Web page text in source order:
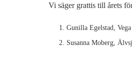
Vi säger grattis till årets
Gunilla Egelstad,
Susanna Moberg,